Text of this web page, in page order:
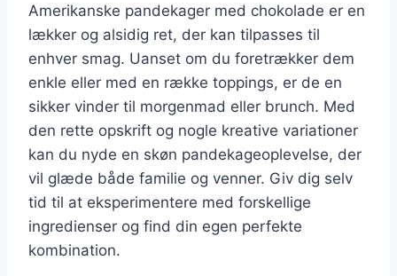
Amerikanske pandekager med chokolade er en
lækker og alsidig ret, der kan tilpasses til
enhver smag. Uanset om du foretrækker dem
enkle eller med en række toppings, er de en
sikker vinder til morgenmad eller brunch. Med
den rette opskrift og nogle kreative variationer
kan du nyde en skøn pandekageoplevelse, der
vil glæde både familie og venner. Giv dig selv
tid til at eksperimentere med forskellige
ingredienser og find din egen perfekte
kombination.